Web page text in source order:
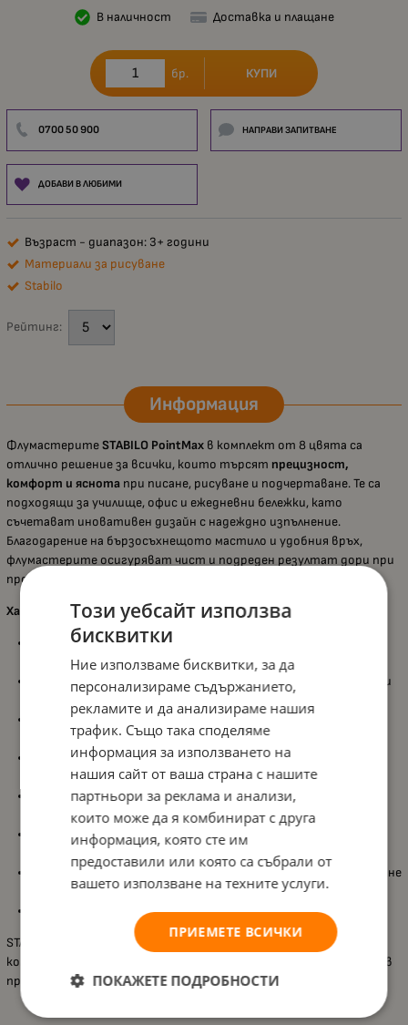
В наличност Доставка и плащане
бр. КУПИ
0700 50 900 НАПРАВИ ЗАПИТВАНЕ
ДОБАВИ В ЛЮБИМИ
Възраст - диапазон: 3+ години
Материали за рисуване
Stabilo
Рейтинг:
Информация
ФлумастеритеSTABILO PointMax в комплект от 8 цвята са
отлично решение за всички, които търсят прецизност,
комфорт и яснота при писане, рисуване и подчертаване. Те са
подходящи за училище, офис и ежедневни бележки, като
съчетават иновативен дизайн с надеждно изпълнение.
Благодарение на бързосъхнещото мастило и удобния връх,
флумастерите осигуряват чист и подреден резултат дори при
продължителна употреба.
Характеристики:
Комплект от 8 цвята, подходящ за структуриране,
подчертаване и цветни бележки;
Здрав найлонов връх, специално разработен за смели и ясни
Среден връх с дебелина 0,8 мм
, идеален за четливо писане и
прецизно рисуване;
Бързосъхнещо мастило на водна основа , което не се
размазва и е подходящо за левичари;
Отличен комфорт при писане, дори при интензивна и
продължителна работа;
До 24 часа защита от изсъхване без капачка
спокойствие при използване;
Удобна щипка
, която позволява лесно пренасяне и закрепване
към тетрадка или джоб;
Подходящи за децанад 3 години.
STABILO PointMax предлагат надеждност и удобство в
компактен формат, като превръщат всяко писане и рисуване в
приятно и организирано изживяване.
Този уебсайт използва
бисквитки
Ние използваме бисквитки, за да
персонализираме съдържанието,
рекламите и да анализираме нашия
трафик. Също така споделяме
информация за използването на
нашия сайт от ваша страна с нашите
партньори за реклама и анализи,
които може да я комбинират с друга
информация, която сте им
предоставили или която са събрали от
вашето използване на техните услуги.
ПРИЕМЕТЕ ВСИЧКИ
ПОКАЖЕТЕ ПОДРОБНОСТИ